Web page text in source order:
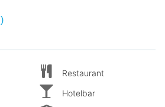
Restaurant
Hotelbar